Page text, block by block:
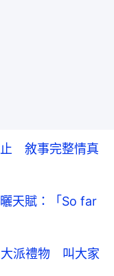
止 敘事完整情真
天賦：「So far
大派禮物 叫大家